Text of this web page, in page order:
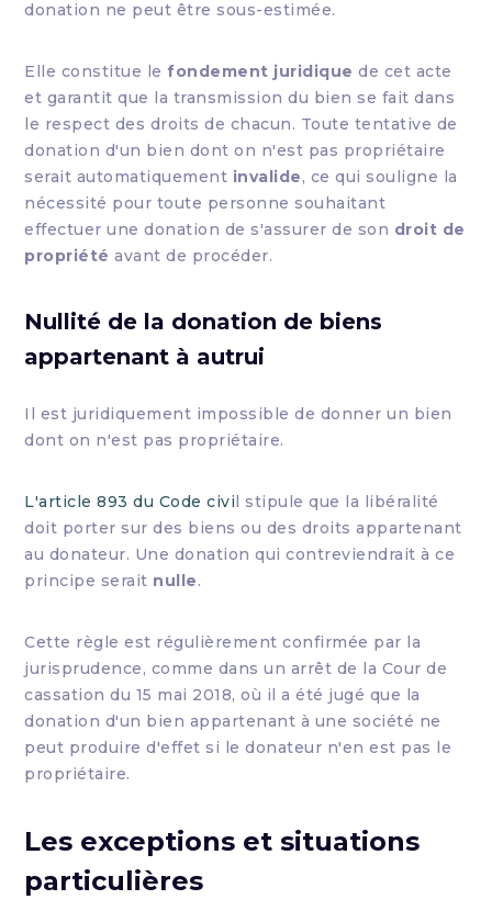
donation ne peut être sous-estimée.
Elle constitue le fondement juridique de cet acte
et garantit que la transmission du bien se fait dans
le respect des droits de chacun. Toute tentative de
donation d'un bien dont on n'est pas propriétaire
serait automatiquement invalide, ce qui souligne la
nécessité pour toute personne souhaitant
effectuer une donation de s'assurer de son droit de
propriété avant de procéder.
Nullité de la donation de biens
appartenant à autrui
Il est juridiquement impossible de donner un bien
dont on n'est pas propriétaire.
L'article 893 du Code civil stipule que la libéralité
doit porter sur des biens ou des droits appartenant
au donateur. Une donation qui contreviendrait à ce
principe serait nulle.
Cette règle est régulièrement confirmée par la
jurisprudence, comme dans un arrêt de la Cour de
cassation du 15 mai 2018, où il a été jugé que la
donation d'un bien appartenant à une société ne
peut produire d'effet si le donateur n'en est pas le
propriétaire.
Les exceptions et situations
particulières